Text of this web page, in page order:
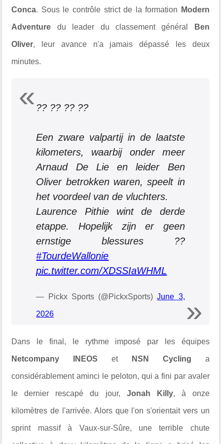
Conca. Sous le contrôle strict de la formation Modern
Adventure du leader du classement général Ben
Oliver, leur avance n'a jamais dépassé les deux
minutes.
?? ?? ?? ??
Een zware valpartij in de laatste
kilometers, waarbij onder meer
Arnaud De Lie en leider Ben
Oliver betrokken waren, speelt in
het voordeel van de vluchters.
Laurence Pithie wint de derde
etappe. Hopelijk zijn er geen
ernstige blessures ??
#TourdeWallonie
pic.twitter.com/XDSSIaWHML
— Pickx Sports (@PickxSports)June 3,
2026
Dans le final, le rythme imposé par les équipes
Netcompany INEOS et NSN Cycling a
considérablement aminci le peloton, qui a fini par avaler
le dernier rescapé du jour, Jonah Killy, à onze
kilomètres de l'arrivée. Alors que l'on s'orientait vers un
sprint massif à Vaux-sur-Sûre, une terrible chute